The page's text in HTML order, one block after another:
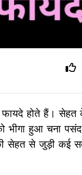
होते हैं। सेहत
हुआ चना पसंद
सेहत से जुड़ी कई